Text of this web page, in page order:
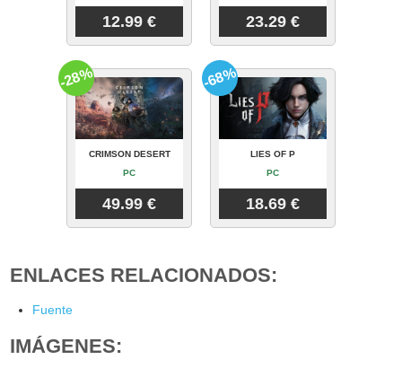
12.99 € 23.29 €
CRIMSON DESERT
PC
49.99 €
-28%
LIES OF P
PC
18.69 €
-68%
ENLACES RELACIONADOS:
Fuente
IMÁGENES: